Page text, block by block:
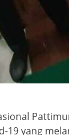
19 yang